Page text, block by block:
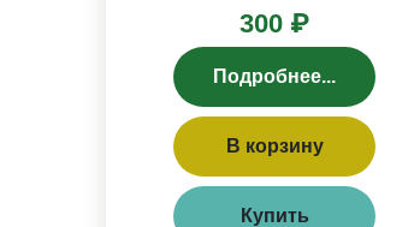
300 ₽
Подробнее...
В корзину
Купить